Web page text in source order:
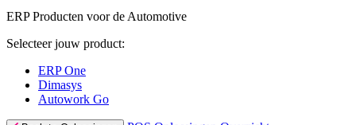
ERP Producten voor de Automotive
Selecteer jouw product:
ERP One
Dimasys
Autowork Go